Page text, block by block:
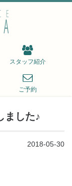
スタッフ紹介
ご予約
ました♪
2018-05-30